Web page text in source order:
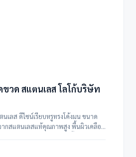
วด สแตนเลส โลโก้บริษัท
เลส ดีไซน์เรียบหรูทรงโค้งมน ขนาด
กสแตนเลสแท้คุณภาพสูง พื้นผิวเคลือบ